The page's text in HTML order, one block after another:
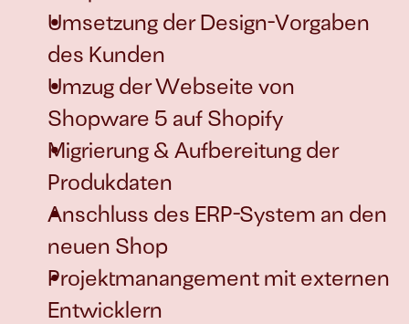
Umsetzung der Design-Vorgaben
des Kunden
Umzug der Webseite von
Shopware 5 auf Shopify
Migrierung & Aufbereitung der
Produkdaten
Anschluss des ERP-System an den
neuen Shop
Projektmanangement mit externen
Entwicklern